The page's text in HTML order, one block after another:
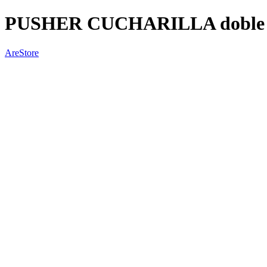
PUSHER CUCHARILLA doble
AreStore